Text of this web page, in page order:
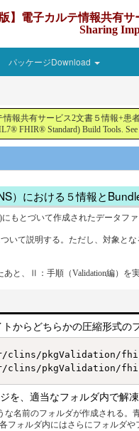
版】電子カルテ情報共
Sharing
パッケージDownload
報共有サービス2文書５情報+患
FHIR® Standard) Build Tools. See
）における５情報と
もとづいて作成されたデータフ
いて説明する。ただし、対象
と、Ⅱ：手順（Validation編）を実
らどちらかの圧縮形式の
pkgValidation/fhir-
を、適当なフォルダ内で解凍
な名前のフォルダが作成される。
フォルダ内にはさらにフォルダ